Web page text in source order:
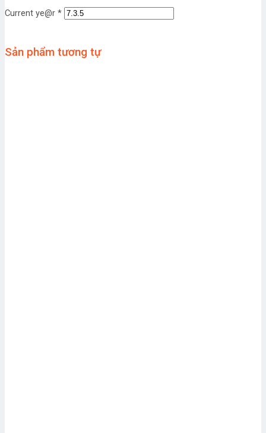
Current ye@r *
Sản phẩm tương tự